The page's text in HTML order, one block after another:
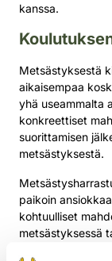
kanssa.
Metsästyksestä
aikaisempaa
yhä useammalta
konkreettiset
suorittamisen
metsästyksestä.
paikoin
kohtuulliset
metsästyksessä